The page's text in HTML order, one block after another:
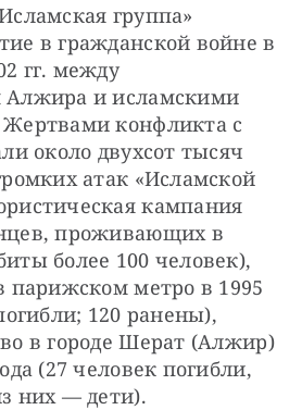
группа»
в гражданской войне в
гг. между
Алжира и исламскими
конфликта с
около двухсот тысяч
атак «Исламской
кампания
проживающих в
более 100 человек),
парижском метро в 1995
120 ранены),
в городе Шерат (Алжир)
(27 человек погибли,
них — дети).